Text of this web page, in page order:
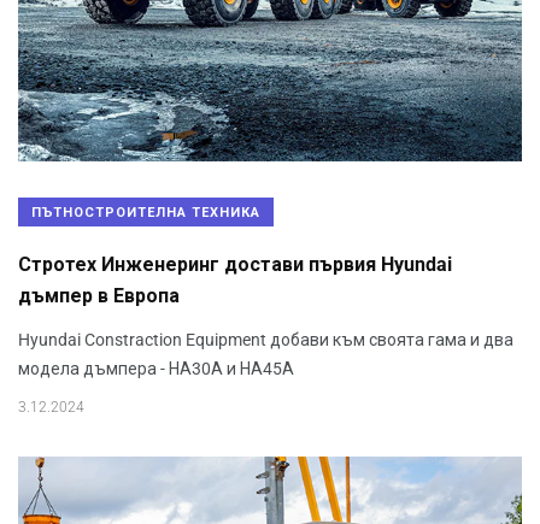
ПЪТНОСТРОИТЕЛНА ТЕХНИКА
Стротех Инженеринг достави първия Hyundai
дъмпер в Европа
Hyundai Constraction Equipment добави към своята гама и два
модела дъмпера - НА30А и НА45А
3.12.2024